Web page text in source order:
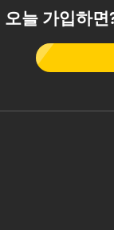
오늘 가입하면